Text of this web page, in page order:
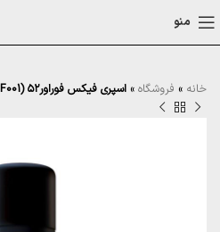
منو
خانه » فروشگاه » اسپری فیکس فوراور۵۲ (KMF001)